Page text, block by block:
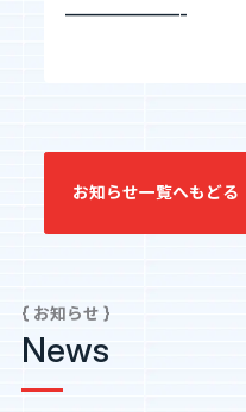
——————-
お知らせ一覧へもどる
{ お知らせ }
News